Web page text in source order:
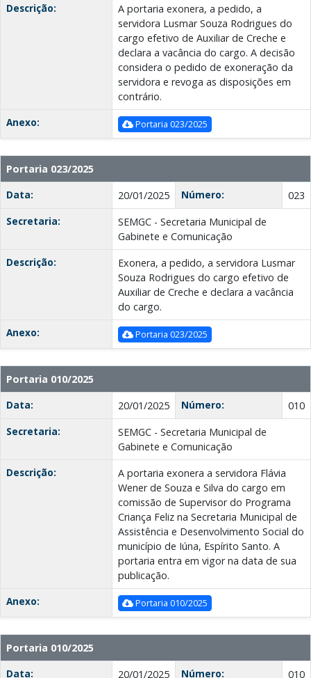
Descrição:
A portaria exonera, a pedido, a
servidora Lusmar Souza Rodrigues do
cargo efetivo de Auxiliar de Creche e
declara a vacância do cargo. A decisão
considera o pedido de exoneração da
servidora e revoga as disposições em
contrário.
Anexo:
Portaria 023/2025
Portaria 023/2025
Data:
20/01/2025 Número:
023
Secretaria:
SEMGC - Secretaria Municipal de
Gabinete e Comunicação
Descrição:
Exonera, a pedido, a servidora Lusmar
Souza Rodrigues do cargo efetivo de
Auxiliar de Creche e declara a vacância
do cargo.
Anexo:
Portaria 023/2025
Portaria 010/2025
Data:
20/01/2025 Número:
010
Secretaria:
SEMGC - Secretaria Municipal de
Gabinete e Comunicação
Descrição:
A portaria exonera a servidora Flávia
Wener de Souza e Silva do cargo em
comissão de Supervisor do Programa
Criança Feliz na Secretaria Municipal de
Assistência e Desenvolvimento Social do
município de Iúna, Espírito Santo. A
portaria entra em vigor na data de sua
publicação.
Anexo:
Portaria 010/2025
Portaria 010/2025
Data:
20/01/2025 Número: 010